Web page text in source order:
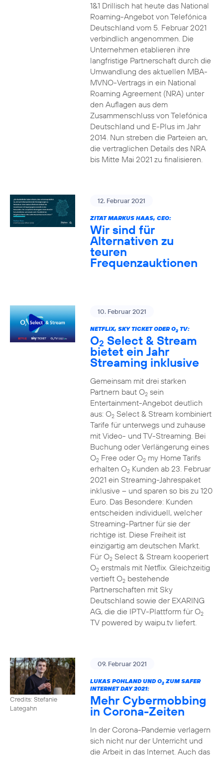
1&1 Drillisch hat heute das National
Roaming-Angebot von Telefónica
Deutschland vom 5. Februar 2021
verbindlich angenommen. Die
Unternehmen etablieren ihre
langfristige Partnerschaft durch die
Umwandlung des aktuellen MBA-
MVNO-Vertrags in ein National
Roaming Agreement (NRA) unter
den Auflagen aus dem
Zusammenschluss von Telefónica
Deutschland und E-Plus im Jahr
2014. Nun streben die Parteien an,
die vertraglichen Details des NRA
bis Mitte Mai 2021 zu finalisieren.
12. Februar 2021
ZITAT MARKUS HAAS, CEO:
Wir sind für
Alternativen zu
teuren
Frequenzauktionen
10. Februar 2021
NETFLIX, SKY TICKET ODER O2TV:
O2 Select & Stream
bietet ein Jahr
Streaming inklusive
Gemeinsam mit drei starken
Partnern baut O2sein
Entertainment-Angebot deutlich
aus: O2Select & Stream kombiniert
Tarife für unterwegs und zuhause
mit Video- und TV-Streaming. Bei
Buchung oder Verlängerung eines
O2Free oder O2my Home Tarifs
erhalten O2Kunden ab 23. Februar
2021 ein Streaming-Jahrespaket
inklusive – und sparen so bis zu 120
Euro. Das Besondere: Kunden
entscheiden individuell, welcher
Streaming-Partner für sie der
richtige ist. Diese Freiheit ist
einzigartig am deutschen Markt.
Für O2Select & Stream kooperiert
O2erstmals mit Netflix. Gleichzeitig
vertieft O2bestehende
Partnerschaften mit Sky
Deutschland sowie der EXARING
AG, die die IPTV-Plattform für O2
TV powered by waipu.tv liefert.
Credits: Stefanie
Lategahn
09. Februar 2021
LUKAS POHLAND UND O2ZUM SAFER
INTERNET DAY 2021:
Mehr Cybermobbing
in Corona-Zeiten
In der Corona-Pandemie verlagern
sich nicht nur der Unterricht und
die Arbeit in das Internet. Auch das